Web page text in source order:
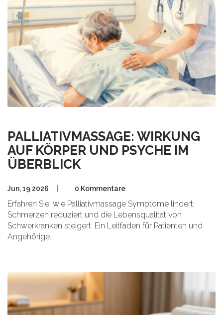
PALLIATIVMASSAGE: WIRKUNG
AUF KÖRPER UND PSYCHE IM
ÜBERBLICK
Jun, 19 2026 0 Kommentare
Erfahren Sie, wie Palliativmassage Symptome lindert,
Schmerzen reduziert und die Lebensqualität von
Schwerkranken steigert. Ein Leitfaden für Patienten und
Angehörige.